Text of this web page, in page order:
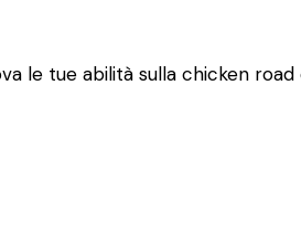
le tue abilità sulla chicken